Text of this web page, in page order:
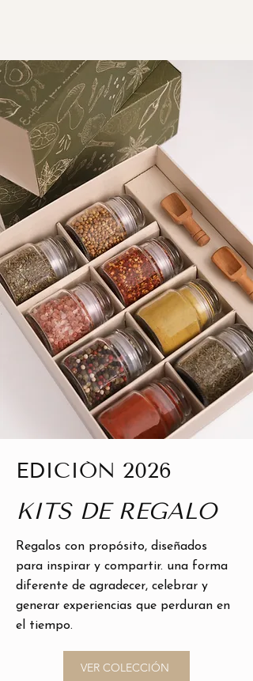
EDICIÓN 2026
KITS DE REGALO
Regalos con propósito, diseñados
para inspirar y compartir. una forma
diferente de agradecer, celebrar y
generar experiencias que perduran en
el tiempo.
VER COLECCIÓN